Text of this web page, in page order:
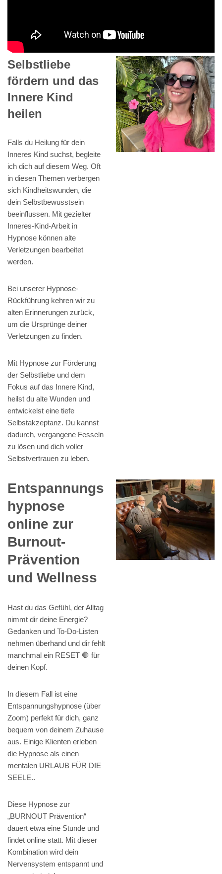
Selbstliebe
fördern und das
Innere Kind
heilen
Falls du Heilung für dein
Inneres Kind suchst, begleite
ich dich auf diesem Weg. Oft
in diesen Themen verbergen
sich Kindheitswunden, die
dein Selbstbewusstsein
beeinflussen. Mit gezielter
Inneres-Kind-Arbeit in
Hypnose können alte
Verletzungen bearbeitet
werden.
Bei unserer Hypnose-
Rückführung kehren wir zu
alten Erinnerungen zurück,
um die Ursprünge deiner
Verletzungen zu finden.
Mit Hypnose zur Förderung
der Selbstliebe und dem
Fokus auf das Innere Kind,
heilst du alte Wunden und
entwickelst eine tiefe
Selbstakzeptanz. Du kannst
dadurch, vergangene Fesseln
zu lösen und dich voller
Selbstvertrauen zu leben.
Entspannungs
hypnose
online zur
Burnout-
Prävention
und Wellness
Hast du das Gefühl, der Alltag
nimmt dir deine Energie?
Gedanken und To-Do-Listen
nehmen überhand und dir fehlt
manchmal ein RESET 🛑 für
deinen Kopf.
In diesem Fall ist eine
Entspannungshypnose (über
Zoom) perfekt für dich, ganz
bequem von deinem Zuhause
aus. Einige Klienten erleben
die Hypnose als einen
mentalen URLAUB FÜR DIE
SEELE..
Diese Hypnose zur
„BURNOUT Prävention“
dauert etwa eine Stunde und
findet online statt. Mit dieser
Kombination wird dein
Nervensystem entspannt und